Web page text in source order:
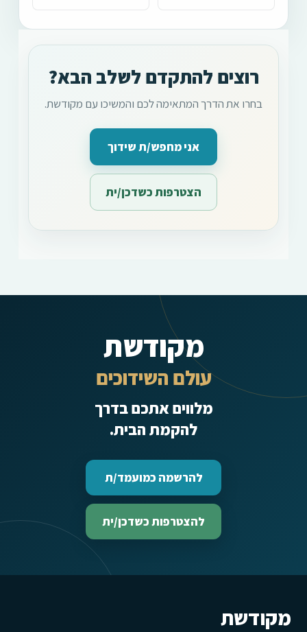
רוצים להתקדם לשלב הבא?
בחרו את הדרך המתאימה לכם והמשיכו עם מקודשת.
אני מחפש/ת שידוך
הצטרפות כשדכן/ית
מקודשת
עולם השידוכים
מלווים אתכם בדרך
להקמת הבית.
להרשמה כמועמד/ת
להצטרפות כשדכן/ית
מקודשת